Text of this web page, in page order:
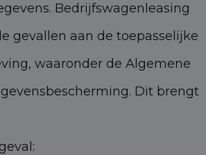
Bedrijfswagenleasing
gevallen aan de toepasselijke
waaronder de Algemene
Dit brengt